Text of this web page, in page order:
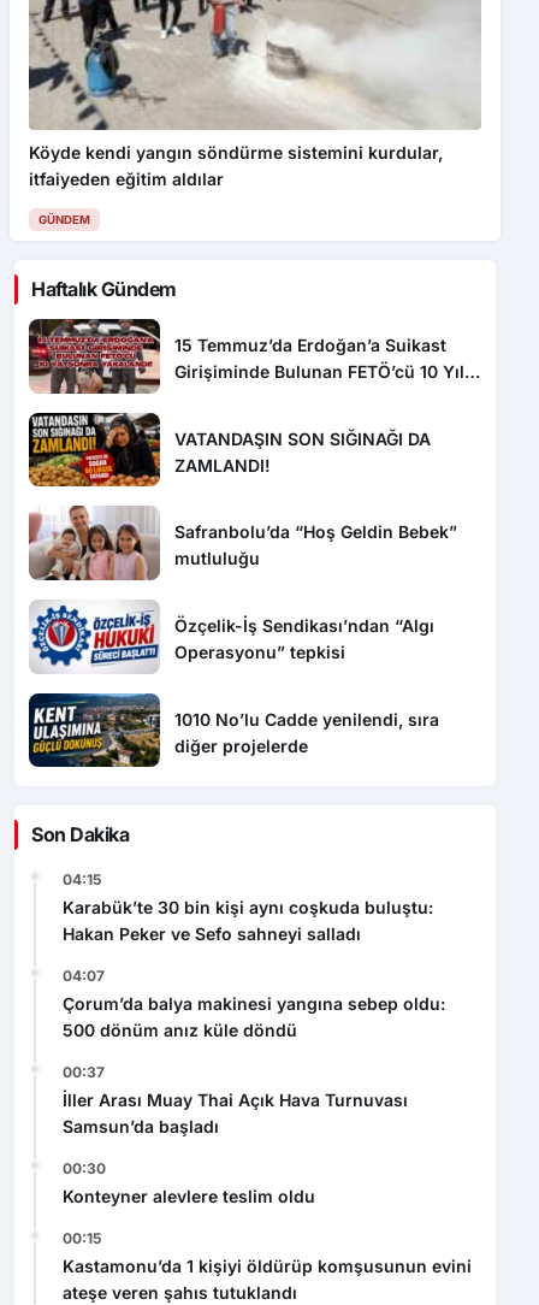
Köyde kendi yangın söndürme sistemini kurdular,
itfaiyeden eğitim aldılar
GÜNDEM
Haftalık Gündem
15 Temmuz’da Erdoğan’a Suikast
Girişiminde Bulunan FETÖ’cü 10 Yıl
VATANDAŞIN SON SIĞINAĞI DA
ZAMLANDI!
Safranbolu’da “Hoş Geldin Bebek”
mutluluğu
Özçelik-İş Sendikası’ndan “Algı
Operasyonu” tepkisi
1010 No’lu Cadde yenilendi, sıra
diğer projelerde
Son Dakika
04:15
Karabük’te 30 bin kişi aynı coşkuda buluştu:
Hakan Peker ve Sefo sahneyi salladı
04:07
Çorum’da balya makinesi yangına sebep oldu:
500 dönüm anız küle döndü
00:37
İller Arası Muay Thai Açık Hava Turnuvası
Samsun’da başladı
00:30
Konteyner alevlere teslim oldu
00:15
Kastamonu’da 1 kişiyi öldürüp komşusunun evini
ateşe veren şahıs tutuklandı